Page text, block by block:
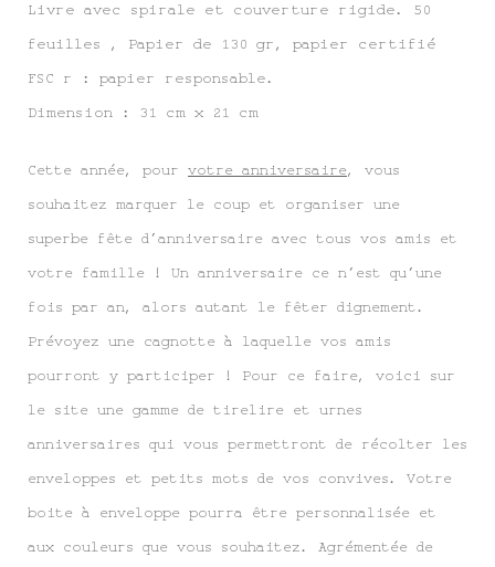
Livre avec spirale et couverture rigide. 50
feuilles , Papier de 130 gr, papier certifié
FSC r : papier responsable.
Dimension : 31 cm x 21 cm
Cette année, pour votre anniversaire, vous
souhaitez marquer le coup et organiser une
superbe fête d’anniversaire avec tous vos amis et
votre famille ! Un anniversaire ce n’est qu’une
fois par an, alors autant le fêter dignement.
Prévoyez une cagnotte à laquelle vos amis
pourront y participer ! Pour ce faire, voici sur
le site une gamme de tirelire et urnes
anniversaires qui vous permettront de récolter les
enveloppes et petits mots de vos convives. Votre
boite à enveloppe pourra être personnalisée et
aux couleurs que vous souhaitez. Agrémentée de